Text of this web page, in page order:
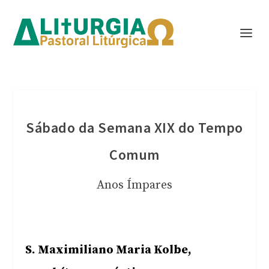
Sábado da Semana XIX do Tempo
Comum
Anos Ímpares
S. Maximiliano Maria Kolbe,